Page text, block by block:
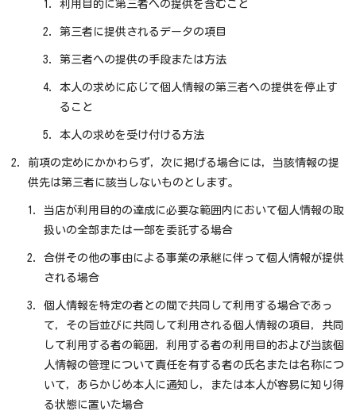
利用目的に第三者への提供を含むこと
第三者に提供されるデータの項目
第三者への提供の手段または方法
本人の求めに応じて個人情報の第三者への提供を停止す
ること
本人の求めを受け付ける方法
前項の定めにかかわらず，次に掲げる場合には，当該情報の提
供先は第三者に該当しないものとします。
当店が利用目的の達成に必要な範囲内において個人情報の取
扱いの全部または一部を委託する場合
合併その他の事由による事業の承継に伴って個人情報が提供
される場合
個人情報を特定の者との間で共同して利用する場合であっ
て，その旨並びに共同して利用される個人情報の項目，共同
して利用する者の範囲，利用する者の利用目的および当該個
人情報の管理について責任を有する者の氏名または名称につ
いて，あらかじめ本人に通知し，または本人が容易に知り得
る状態に置いた場合